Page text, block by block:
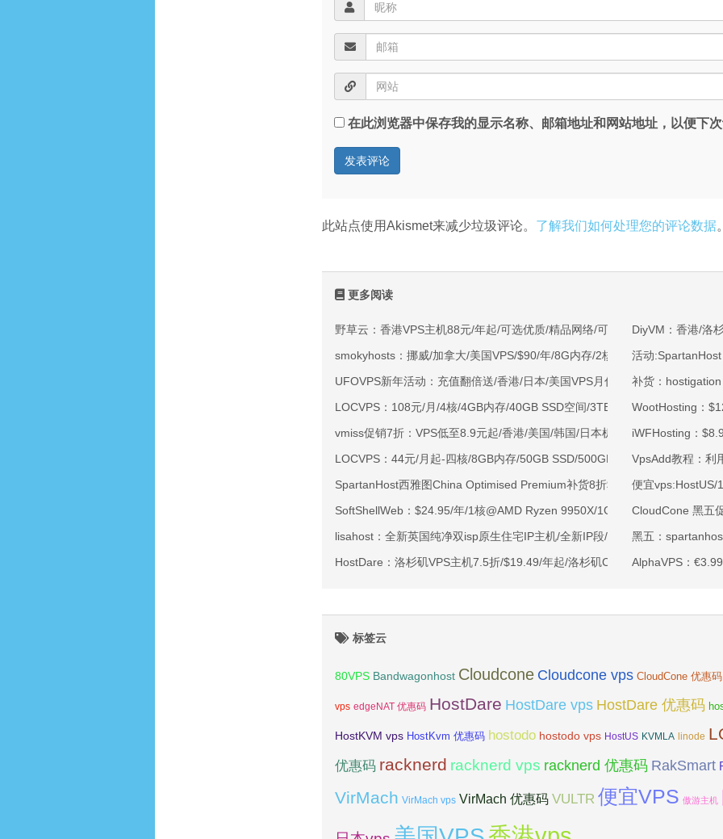
在此浏览器中保存我的显示名称、邮箱地址和网站地址，以便下
此站点使用Akismet来减少垃圾评论。 了解我们如何处理您的评论数据
更多阅读
野草云：香港VPS主机88元/年起/可选优质/精品网络/可选100M不限流量/免
smokyhosts：挪威/加拿大/美国VPS/$90/年/8G内存/2核/80gNVMe/4T流量
UFOVPS新年活动：充值翻倍送/香港/日本/美国VPS月付9.5折年付8折起/新
LOCVPS：108元/月/4核/4GB内存/40GB SSD空间/3TB流量/750Mbps-
vmiss促销7折：VPS低至8.9元起/香港/美国/韩国/日本机房/可选CN2 GIA/
LOCVPS：44元/月起-四核/8GB内存/50GB SSD/500GB@40Mbps/香港标准
SpartanHost西雅图China Optimised Premium补货8折$19.2/月起-四核AMD
SoftShellWeb：$24.95/年/1核@AMD Ryzen 9950X/1GB内存/20GB NVMe
lisahost：全新英国纯净双isp原生住宅IP主机/全新IP段/全新宿主机/9折月付61
HostDare：洛杉矶VPS主机7.5折/$19.49/年起/洛杉矶CN2 GIA/日本/保加利
DiyVM：香港/洛
活动
补货：
WootHosting：
iWFHosting：
VpsAdd教程：利
便宜vps:HostUS/
CloudCone 黑五
黑五：
AlphaVPS：
标签云
80VPS Bandwagonhost Cloudcone Cloudcone vps CloudCone 优惠码
vps edgeNAT 优惠码 HostDare HostDare vps HostDare 优惠码
HostKVM vps HostKvm 优惠码 hostodo hostodo vps HostUS KVMLA linode
优惠码 racknerd racknerd vps racknerd 优惠码 RakSmart
VirMach VirMach vps VirMach 优惠码 VULTR 便宜VPS 傲游主机